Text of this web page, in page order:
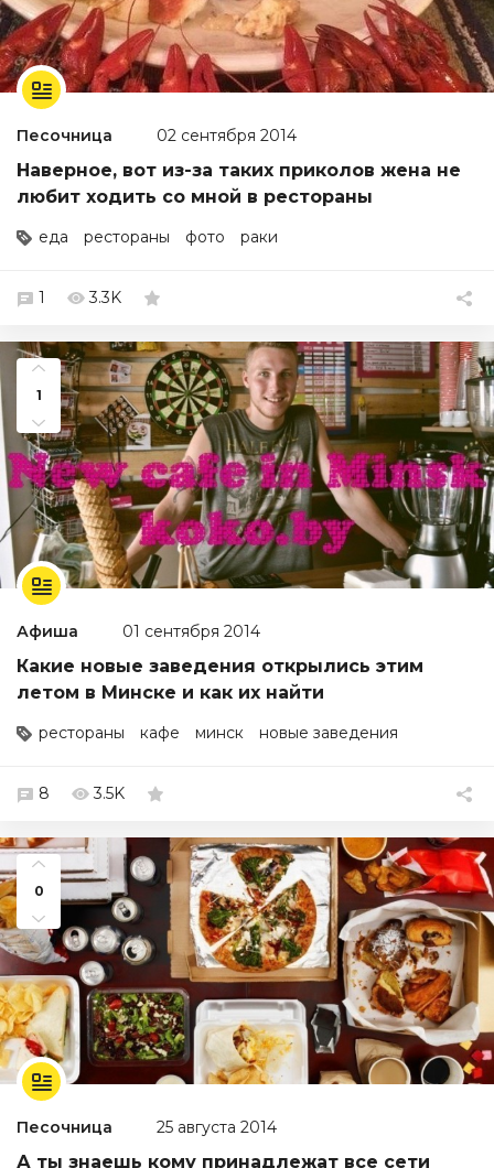
Песочница 02 сентября 2014
Наверное, вот из-за таких приколов жена не
любит ходить со мной в рестораны
еда рестораны фото раки
1 3.3K
1
Афиша 01 сентября 2014
Какие новые заведения открылись этим
летом в Минске и как их найти
рестораны кафе минск новые заведения
8 3.5K
0
Песочница 25 августа 2014
А ты знаешь кому принадлежат все сети